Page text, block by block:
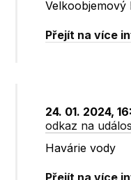
Přejít na více
24. 01. 2024,
odkaz na
Havárie vody
Přejít na více